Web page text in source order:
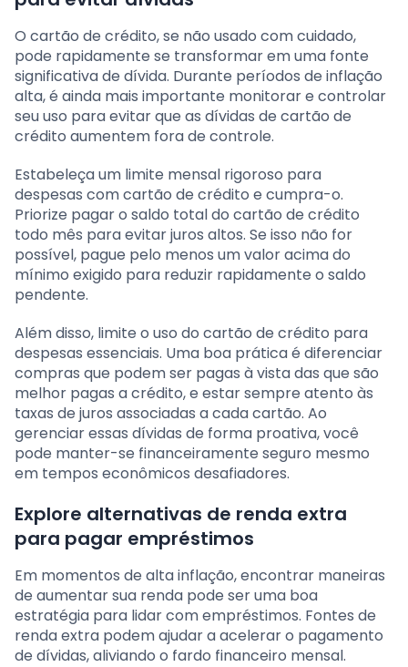
O cartão de crédito, se não usado com cuidado,
pode rapidamente se transformar em uma fonte
significativa de dívida. Durante períodos de inflação
alta, é ainda mais importante monitorar e controlar
seu uso para evitar que as dívidas de cartão de
crédito aumentem fora de controle.
Estabeleça um limite mensal rigoroso para
despesas com cartão de crédito e cumpra-o.
Priorize pagar o saldo total do cartão de crédito
todo mês para evitar juros altos. Se isso não for
possível, pague pelo menos um valor acima do
mínimo exigido para reduzir rapidamente o saldo
pendente.
Além disso, limite o uso do cartão de crédito para
despesas essenciais. Uma boa prática é diferenciar
compras que podem ser pagas à vista das que são
melhor pagas a crédito, e estar sempre atento às
taxas de juros associadas a cada cartão. Ao
gerenciar essas dívidas de forma proativa, você
pode manter-se financeiramente seguro mesmo
em tempos econômicos desafiadores.
Explore alternativas de renda extra
para pagar empréstimos
Em momentos de alta inflação, encontrar maneiras
de aumentar sua renda pode ser uma boa
estratégia para lidar com empréstimos. Fontes de
renda extra podem ajudar a acelerar o pagamento
de dívidas, aliviando o fardo financeiro mensal.